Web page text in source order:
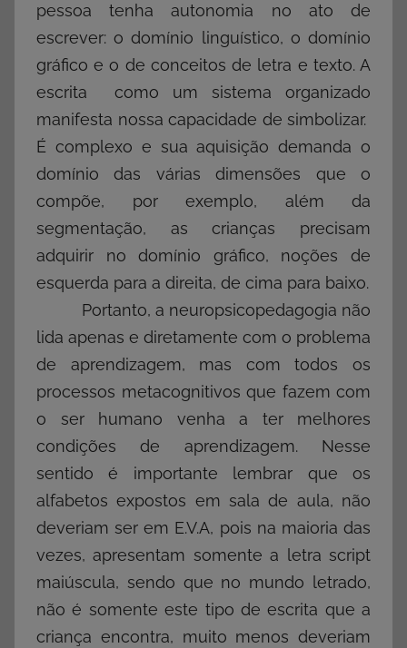
pessoa tenha autonomia no ato de
escrever: o domínio linguístico, o domínio
gráfico e o de conceitos de letra e texto. A
escrita como um sistema organizado
manifesta nossa capacidade de simbolizar.
É complexo e sua aquisição demanda o
domínio das várias dimensões que o
compõe, por exemplo, além da
segmentação, as crianças precisam
adquirir no domínio gráfico, noções de
esquerda para a direita, de cima para baixo.
Portanto, a neuropsicopedagogia não
lida apenas e diretamente com o problema
de aprendizagem, mas com todos os
processos metacognitivos que fazem com
o ser humano venha a ter melhores
condições de aprendizagem. Nesse
sentido é importante lembrar que os
alfabetos expostos em sala de aula, não
deveriam ser em E.V.A, pois na maioria das
vezes, apresentam somente a letra script
maiúscula, sendo que no mundo letrado,
não é somente este tipo de escrita que a
criança encontra, muito menos deveriam